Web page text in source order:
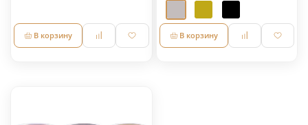
В корзину В корзину